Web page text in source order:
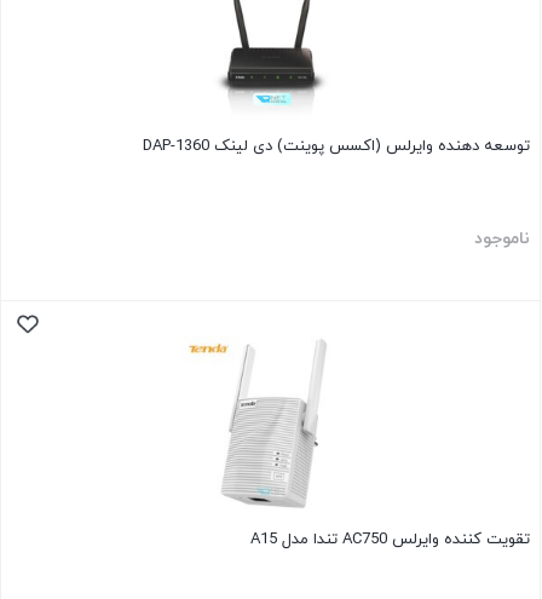
توسعه دهنده وایرلس (اکسس پوینت) دی لینک DAP-1360
ناموجود
تقویت کننده وایرلس AC750 تندا مدل A15